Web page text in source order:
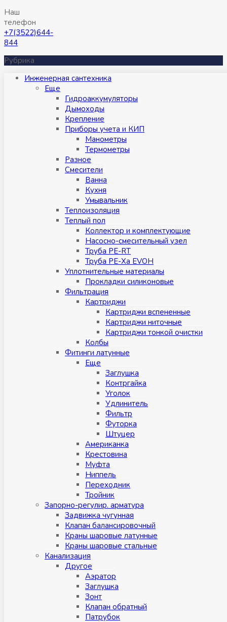
Наш
телефон
+7(3522)644-
844
Рубрика
Инженерная сантехника
Eще
Гидроаккумуляторы
Дымоходы
Крепление
Приборы учета и КИП
Манометры
Термометры
Разное
Смесители
Ванна
Кухня
Умывальник
Теплоизоляция
Теплый пол
Коллектор и комплектующие
Насосно-смесительный узел
Труба PE-RT
Труба PE-Xa EVOH
Уплотнительные материалы
Прокладки силиконовые
Фильтрация
Картриджи
Картриджи вспененные
Картриджи ниточные
Картриджи тонкой очистки
Колбы
Фитинги латунные
Eщe
Заглушка
Контргайка
Уголок
Удлинитель
Фильтр
Футорка
Штуцер
Американка
Крестовина
Муфта
Ниппель
Переходник
Тройник
Запорно-регулир. арматура
Задвижка чугунная
Клапан балансировочный
Краны шаровые латунные
Краны шаровые стальные
Канализация
Другое
Аэратор
Заглушкa
Зонт
Клапан обратный
Патрубок